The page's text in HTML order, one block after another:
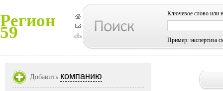
Регион
59
Ключевое слово или
Пример: экспертиза
Добавить компанию